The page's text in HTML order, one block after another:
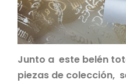
Junto a este belén
piezas de colección,